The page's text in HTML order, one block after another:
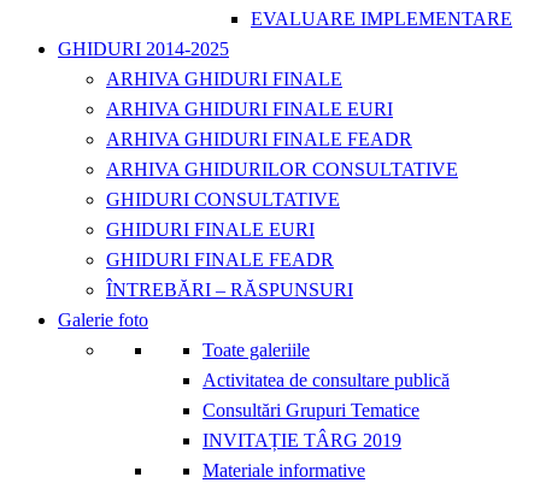
EVALUARE IMPLEMENTARE
GHIDURI 2014-2025
ARHIVA GHIDURI FINALE
ARHIVA GHIDURI FINALE EURI
ARHIVA GHIDURI FINALE FEADR
ARHIVA GHIDURILOR CONSULTATIVE
GHIDURI CONSULTATIVE
GHIDURI FINALE EURI
GHIDURI FINALE FEADR
ÎNTREBĂRI – RĂSPUNSURI
Galerie foto
Toate galeriile
Activitatea de consultare publică
Consultări Grupuri Tematice
INVITAȚIE TÂRG 2019
Materiale informative